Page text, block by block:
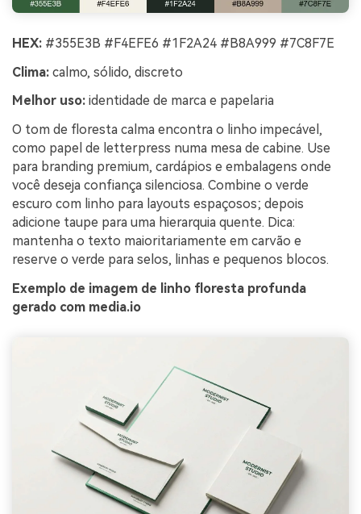
HEX: #355E3B #F4EFE6 #1F2A24 #B8A999 #7C8F7E
Clima: calmo, sólido, discreto
Melhor uso: identidade de marca e papelaria
O tom de floresta calma encontra o linho impecável,
como papel de letterpress numa mesa de cabine. Use
para branding premium, cardápios e embalagens onde
você deseja confiança silenciosa. Combine o verde
escuro com linho para layouts espaçosos; depois
adicione taupe para uma hierarquia quente. Dica:
mantenha o texto maioritariamente em carvão e
reserve o verde para selos, linhas e pequenos blocos.
Exemplo de imagem de linho floresta profunda
gerado com media.io